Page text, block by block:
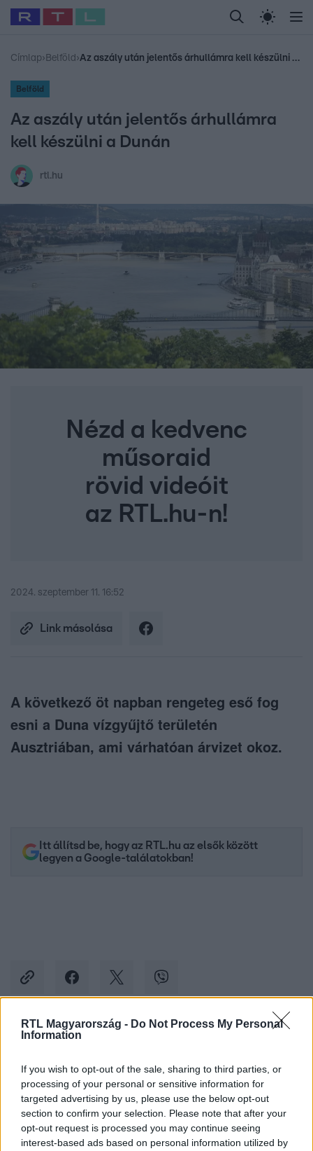
RTL Magyarország - Do Not Process My Personal
Information
If you wish to opt-out of the sale, sharing to third parties, or
processing of your personal or sensitive information for
targeted advertising by us, please use the below opt-out
section to confirm your selection. Please note that after your
opt-out request is processed you may continue seeing
interest-based ads based on personal information utilized by
Legfrissebb RTL Híradó Randi Celeb vagyok,
Babits Marcella Most Wanted Gallusz
Címlap› Belföld › Az aszály után jelentős árhullámra kell készülni a Dunán
Belföld
Az aszály után jelentős árhullámra
kell készülni a Dunán
rtl.hu
Nézd a kedvenc
műsoraid
rövid videóit
az RTL.hu-n!
2024. szeptember 11. 16:52
Link másolása
A következő öt napban rengeteg eső fog
esni a Duna vízgyűjtő területén
Ausztriában, ami várhatóan árvizet okoz.
Itt állítsd be, hogy az RTL.hu az elsők között
legyen a Google-találatokban!
Kövess minket, és értesülj a friss hírekről a
Követem